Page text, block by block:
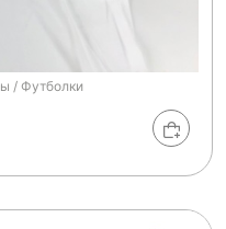
/ Футболки